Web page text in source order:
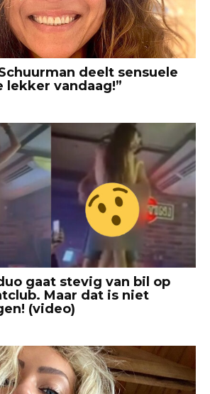
deelt sensuele
lekker vandaag!”
gaat stevig van bil op
Maar dat is niet
(video)